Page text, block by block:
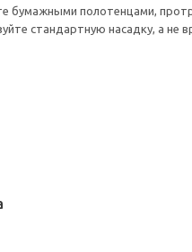
бумажными полотенцами,
стандартную насадку, а